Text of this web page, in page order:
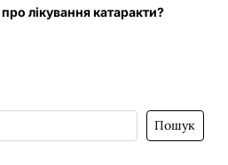
лікування катаракти?
Пошук